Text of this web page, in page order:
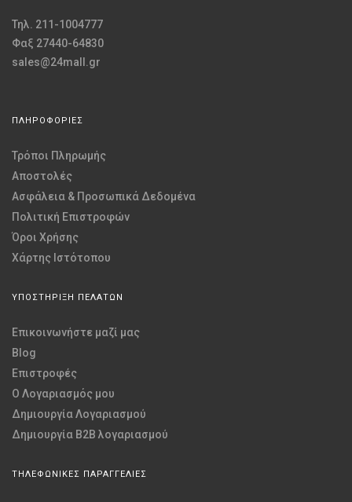
Τηλ. 211-1004777
Φαξ 27440-64830
sales@24mall.gr
ΠΛΗΡΟΦΟΡΙΕΣ
Τρόποι Πληρωμής
Αποστολές
Ασφάλεια & Προσωπικά Δεδομένα
Πολιτική Επιστροφών
Όροι Χρήσης
Χάρτης Ιστότοπου
ΥΠΟΣΤΗΡΙΞΗ ΠΕΛΑΤΩΝ
Επικοινωνήστε μαζί μας
Blog
Επιστροφές
O Λογαριασμός μου
Δημιουργία Λογαριασμού
Δημιουργία B2B λογαριασμού
ΤΗΛΕΦΩΝΙΚΕΣ ΠΑΡΑΓΓΕΛΙΕΣ